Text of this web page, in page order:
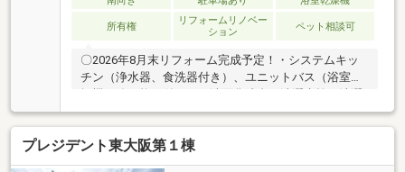
所有権
リフォームリノベー
ション
ペット相談可
〇2026年8月末リフォーム完成予定！・システムキッ
チン（浄水器、食洗器付き）、ユニットバス（浴室乾
防水パン、トイレ一式交換・全室クロス、床貼替 等
〇大阪モノレール「（仮称）荒本」駅計画地まで徒歩
7分！（2033年開通予定）〇オートロックエントラン
ス、宅配ボックス有り！〇14階建8階部分南向きバル
プレジデント東大阪第１棟